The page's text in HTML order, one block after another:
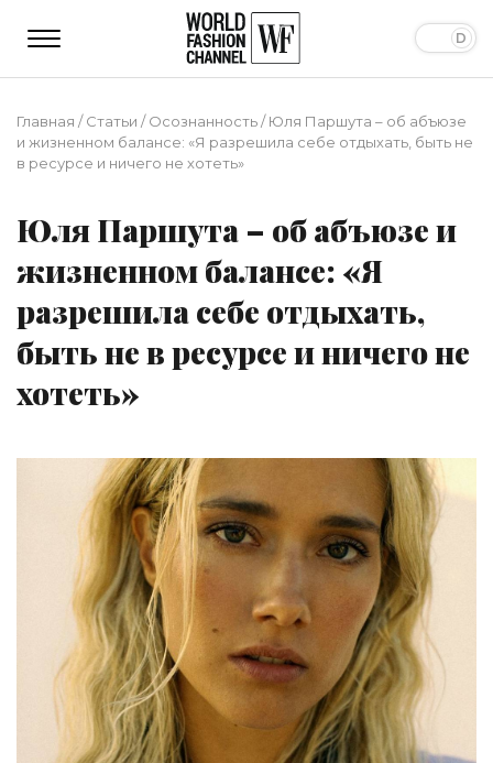
Главная /Статьи /Осознанность/Юля Паршута – об абъюзе
и жизненном балансе: «Я разрешила себе отдыхать, быть не
в ресурсе и ничего не хотеть»
Юля Паршута – об абъюзе и
жизненном балансе: «Я
разрешила себе отдыхать,
быть не в ресурсе и ничего не
хотеть»